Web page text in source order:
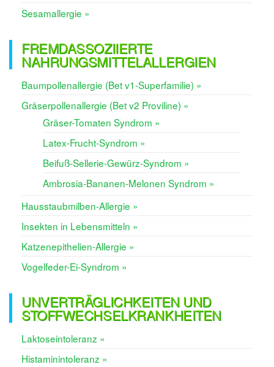
Sesamallergie »
FREMDASSOZIIERTE
NAHRUNGSMITTELALLERGIEN
Baumpollenallergie (Bet v1-Superfamilie) »
Gräserpollenallergie (Bet v2 Proviline) »
Gräser-Tomaten Syndrom »
Latex-Frucht-Syndrom »
Beifuß-Sellerie-Gewürz-Syndrom »
Ambrosia-Bananen-Melonen Syndrom »
Hausstaubmilben-Allergie »
Insekten in Lebensmitteln »
Katzenepithelien-Allergie »
Vogelfeder-Ei-Syndrom »
UNVERTRÄGLICHKEITEN UND
STOFFWECHSELKRANKHEITEN
Laktoseintoleranz »
Histaminintoleranz »